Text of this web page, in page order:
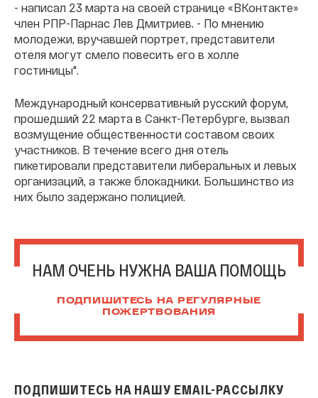
- написал 23 марта на своей странице «ВКонтакте»
член РПР-Парнас Лев Дмитриев. - По мнению
молодежи, вручавшей портрет, представители
отеля могут смело повесить его в холле
гостиницы".
Международный консервативный русский форум,
прошедший 22 марта в Санкт-Петербурге, вызвал
возмущение общественности составом своих
участников. В течение всего дня отель
пикетировали представители либеральных и левых
организаций, а также блокадники. Большинство из
них было задержано полицией.
НАМ ОЧЕНЬ НУЖНА ВАША ПОМОЩЬ
ПОДПИШИТЕСЬ НА РЕГУЛЯРНЫЕ
ПОЖЕРТВОВАНИЯ
ПОДПИШИТЕСЬ НА НАШУ EMAIL-РАССЫЛКУ